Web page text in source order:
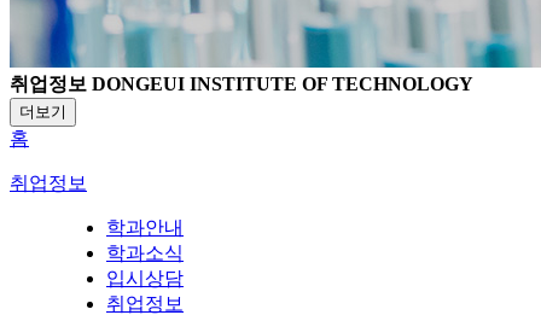
취업정보 DONGEUI INSTITUTE OF TECHNOLOGY
더보기
홈
취업정보
학과안내
학과소식
입시상담
취업정보